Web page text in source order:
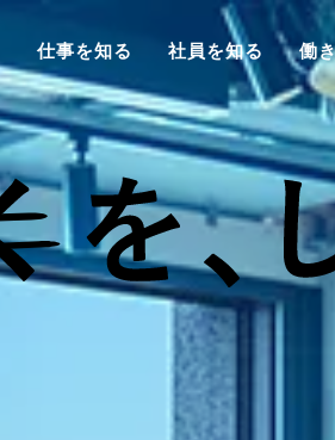
仕事を知る 社員を知る 働